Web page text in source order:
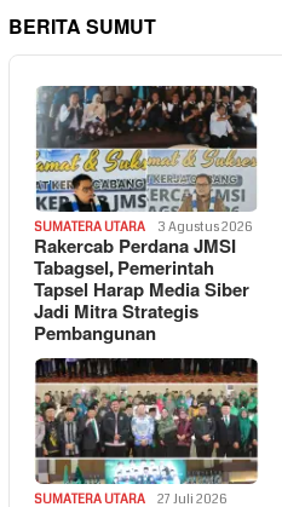
BERITA SUMUT
SUMATERA UTARA 3 Agustus 2026
Rakercab Perdana JMSI
Tabagsel, Pemerintah
Tapsel Harap Media Siber
Jadi Mitra Strategis
Pembangunan
SUMATERA UTARA 27 Juli 2026